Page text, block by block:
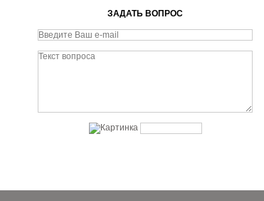
ЗАДАТЬ ВОПРОС